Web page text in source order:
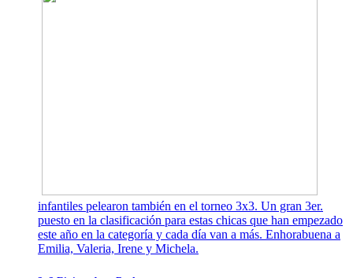
infantiles pelearon también en el torneo 3x3. Un gran 3er.
puesto en la clasificación para estas chicas que han empezado
este año en la categoría y cada día van a más. Enhorabuena a
Emilia, Valeria, Irene y Michela.